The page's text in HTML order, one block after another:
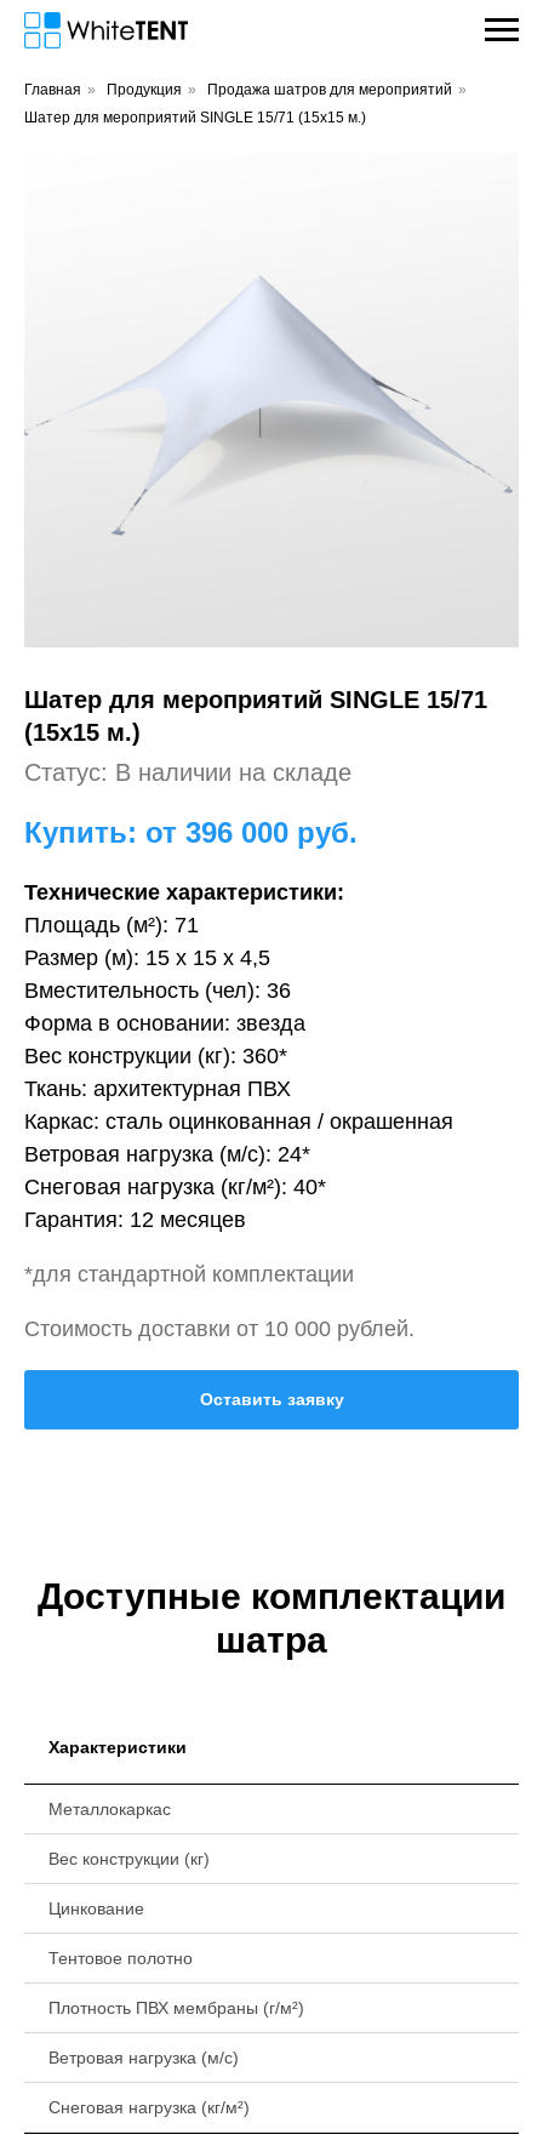
Главная » Продукция » Продажа шатров для мероприятий »
Шатер для мероприятий SINGLE 15/71 (15x15 м.)
Шатер для мероприятий SINGLE 15/71
(15x15 м.)
Статус: В наличии на складе
Купить: от 396 000 руб.
Технические характеристики:
Площадь (м²): 71
Размер (м): 15 х 15 х 4,5
Вместительность (чел): 36
Форма в основании: звезда
Вес конструкции (кг): 360*
Ткань: архитектурная ПВХ
Каркас: сталь оцинкованная / окрашенная
Ветровая нагрузка (м/с): 24*
Снеговая нагрузка (кг/м²): 40*
Гарантия: 12 месяцев
*для стандартной комплектации
Стоимость доставки от 10 000 рублей.
Оставить заявку
Доступные комплектации
шатра
Характеристики
Металлокаркас
Вес конструкции (кг)
Цинкование
Тентовое полотно
Плотность ПВХ мембраны (г/м²)
Ветровая нагрузка (м/с)
Снеговая нагрузка (кг/м²)